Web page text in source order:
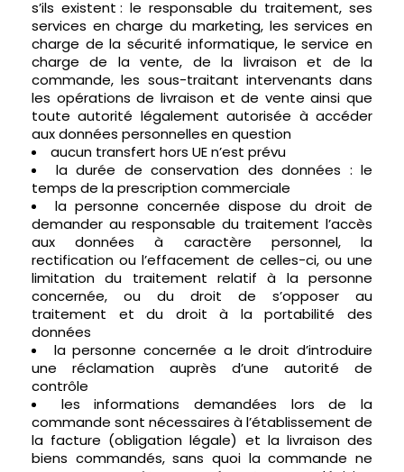
s’ils existent : le responsable du traitement, ses
services en charge du marketing, les services en
charge de la sécurité informatique, le service en
charge de la vente, de la livraison et de la
commande, les sous-traitant intervenants dans
les opérations de livraison et de vente ainsi que
toute autorité légalement autorisée à accéder
aux données personnelles en question
aucun transfert hors UE n’est prévu
la durée de conservation des données : le
temps de la prescription commerciale
la personne concernée dispose du droit de
demander au responsable du traitement l’accès
aux données à caractère personnel, la
rectification ou l’effacement de celles-ci, ou une
limitation du traitement relatif à la personne
concernée, ou du droit de s’opposer au
traitement et du droit à la portabilité des
données
la personne concernée a le droit d’introduire
une réclamation auprès d’une autorité de
contrôle
les informations demandées lors de la
commande sont nécessaires à l’établissement de
la facture (obligation légale) et la livraison des
biens commandés, sans quoi la commande ne